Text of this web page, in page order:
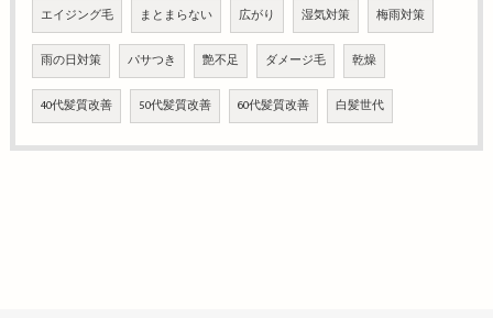
エイジング毛 まとまらない 広がり 湿気対策 梅雨対策
雨の日対策 パサつき 艶不足 ダメージ毛 乾燥
40代髪質改善 50代髪質改善 60代髪質改善 白髪世代